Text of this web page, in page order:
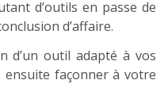
d’outils en passe de
d’affaire.
d’un outil adapté à vos
façonner à votre